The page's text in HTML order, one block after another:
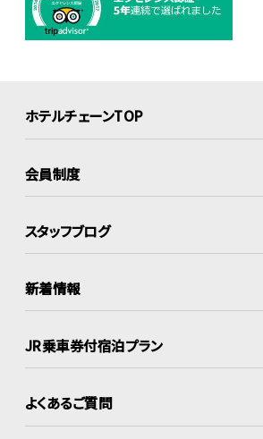
ホテルチェーンTOP
会員制度
スタッフブログ
新着情報
JR乗車券付宿泊プラン
よくあるご質問